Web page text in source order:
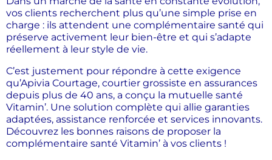
vos clients recherchent plus qu’une simple prise en
charge : ils attendent une complémentaire santé qui
préserve activement leur bien-être et qui s’adapte
réellement à leur style de vie.
C’est justement pour répondre à cette exigence
qu’Apivia Courtage, courtier grossiste en assurances
depuis plus de 40 ans, a conçu la mutuelle santé
Vitamin’. Une solution complète qui allie garanties
adaptées, assistance renforcée et services innovants.
Découvrez les bonnes raisons de proposer la
complémentaire santé Vitamin’ à vos clients !